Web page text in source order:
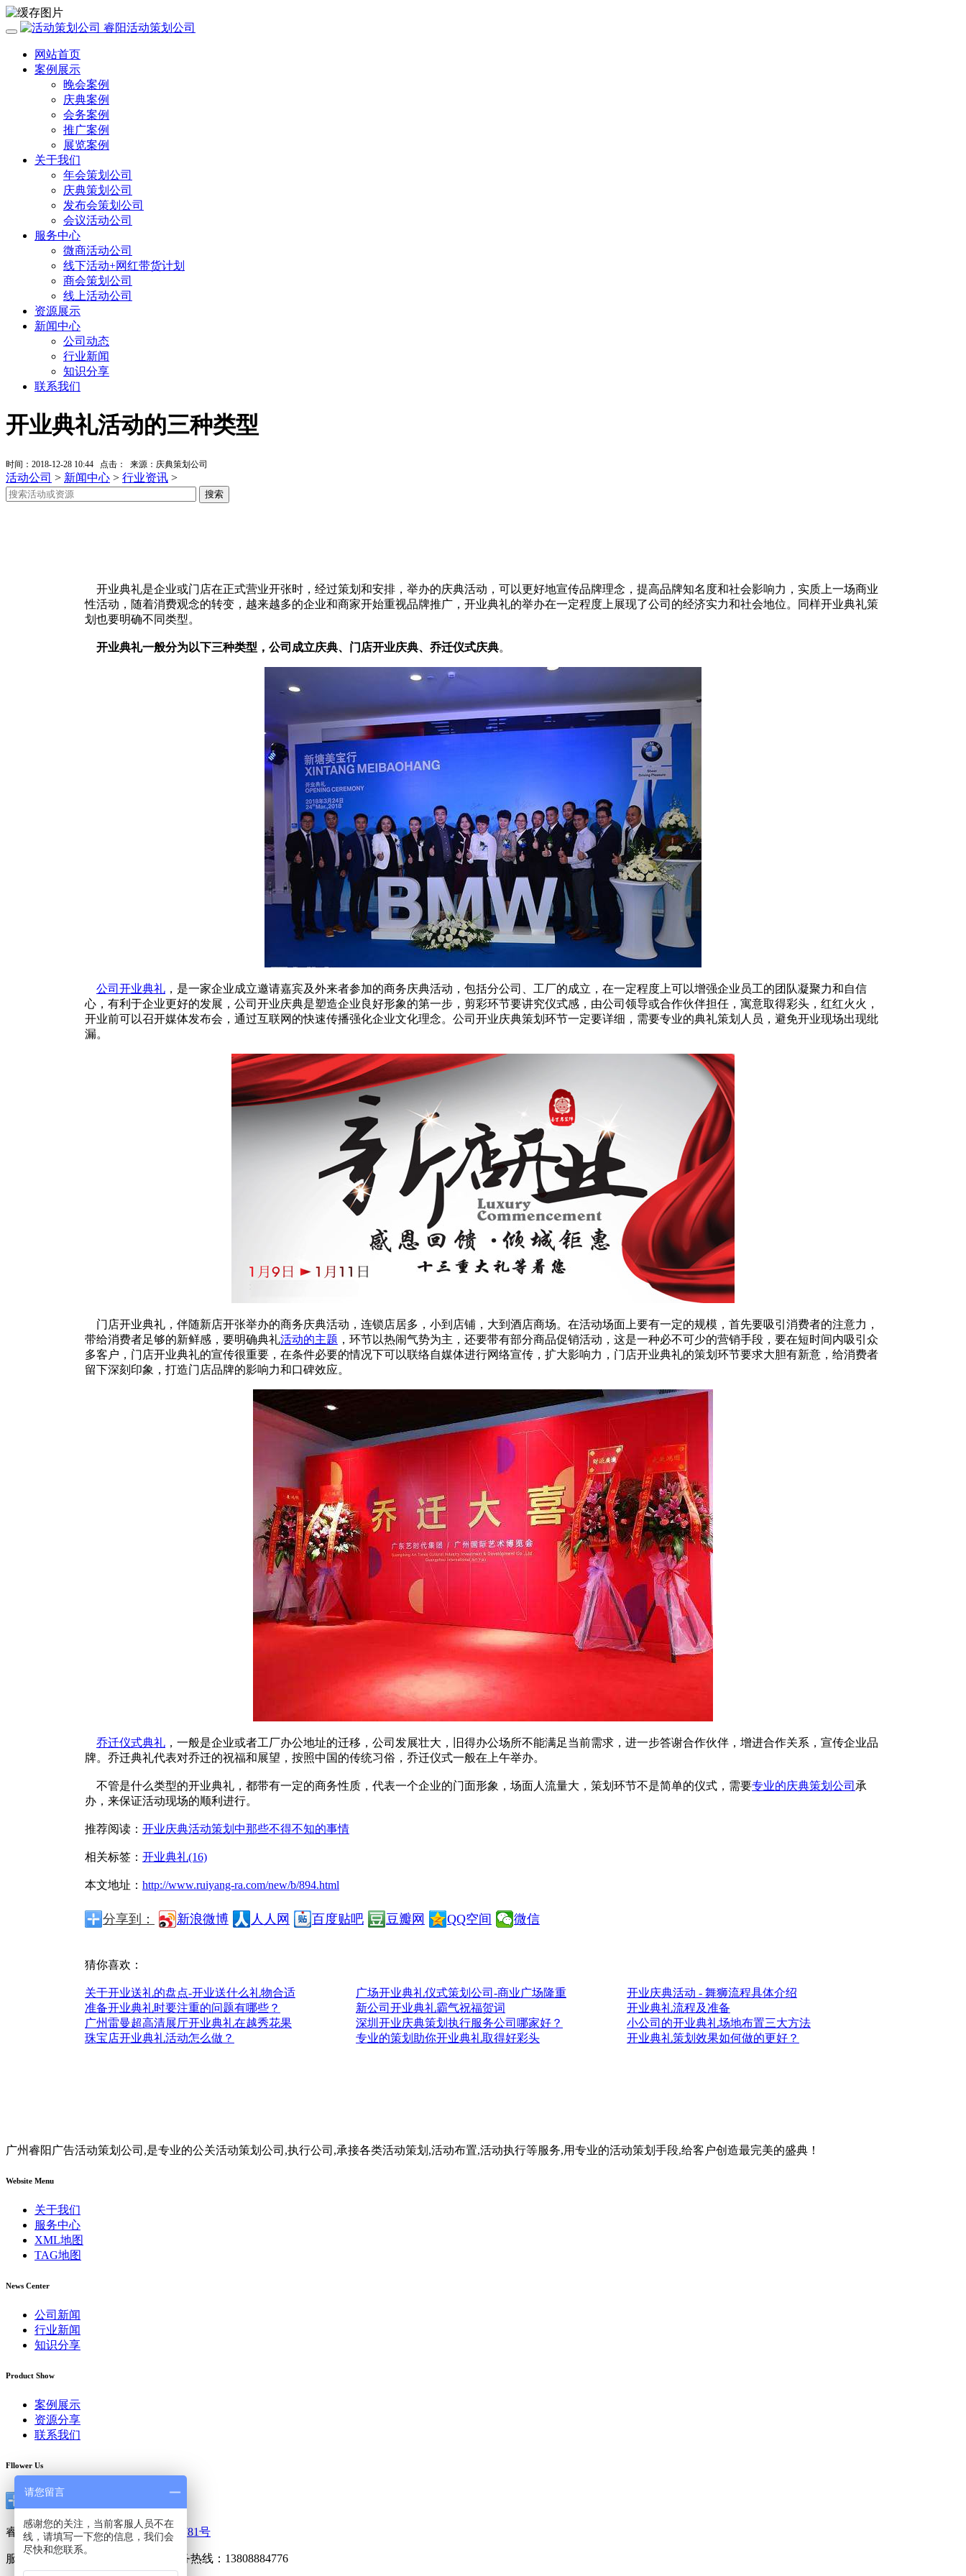
睿阳活动策划公司
网站首页
案例展示
晚会案例
庆典案例
会务案例
推广案例
展览案例
关于我们
年会策划公司
庆典策划公司
发布会策划公司
会议活动公司
服务中心
微商活动公司
线下活动+网红带货计划
商会策划公司
线上活动公司
资源展示
新闻中心
公司动态
行业新闻
知识分享
联系我们
开业典礼活动的三种类型
时间：2018-12-28 10:44 点击： 来源：庆典策划公司
活动公司 > 新闻中心 > 行业资讯 >
开业典礼是企业或门店在正式营业开张时，经过策划和安排，举办的庆典活动，可以更好地宣传品牌理念，提高品牌知名度和社会影响力，实质上一场商业
性活动，随着消费观念的转变，越来越多的企业和商家开始重视品牌推广，开业典礼的举办在一定程度上展现了公司的经济实力和社会地位。同样开业典礼策
划也要明确不同类型。
开业典礼一般分为以下三种类型，公司成立庆典、门店开业庆典、乔迁仪式庆典。
公司开业典礼 ，是一家企业成立邀请嘉宾及外来者参加的商务庆典活动，包括分公司、工厂的成立，在一定程度上可以增强企业员工的团队凝聚力和自信
心，有利于企业更好的发展，公司开业庆典是塑造企业良好形象的第一步，剪彩环节要讲究仪式感，由公司领导或合作伙伴担任，寓意取得彩头，红红火火，
开业前可以召开媒体发布会，通过互联网的快速传播强化企业文化理念。公司开业庆典策划环节一定要详细，需要专业的典礼策划人员，避免开业现场出现纰
漏。
门店开业典礼，伴随新店开张举办的商务庆典活动，连锁店居多，小到店铺，大到酒店商场。在活动场面上要有一定的规模，首先要吸引消费者的注意力，
带给消费者足够的新鲜感，要明确典礼活动的主题 ，环节以热闹气势为主，还要带有部分商品促销活动，这是一种必不可少的营销手段，要在短时间内吸引众
多客户，门店开业典礼的宣传很重要，在条件必要的情况下可以联络自媒体进行网络宣传，扩大影响力，门店开业典礼的策划环节要求大胆有新意，给消费者
留下深刻印象，打造门店品牌的影响力和口碑效应。
乔迁仪式典礼 ，一般是企业或者工厂办公地址的迁移，公司发展壮大，旧得办公场所不能满足当前需求，进一步答谢合作伙伴，增进合作关系，宣传企业品
牌。乔迁典礼代表对乔迁的祝福和展望，按照中国的传统习俗，乔迁仪式一般在上午举办。
不管是什么类型的开业典礼，都带有一定的商务性质，代表一个企业的门面形象，场面人流量大，策划环节不是简单的仪式，需要专业的庆典策划公司 承
办，来保证活动现场的顺利进行。
推荐阅读： 开业庆典活动策划中那些不得不知的事情
相关标签： 开业典礼(16)
本文地址： http://www.ruiyang-ra.com/new/b/894.html
分享到： 新浪微博 人人网 百度贴吧 豆瓣网 QQ空间 微信
猜你喜欢：
关于开业送礼的盘点-开业送什么礼物合适 广场开业典礼仪式策划公司-商业广场隆重
开业庆典活动 - 舞狮流程具体介绍
准备开业典礼时要注重的问题有哪些？
新公司开业典礼霸气祝福贺词
开业典礼流程及准备
广州雷曼超高清展厅开业典礼在越秀花果
深圳开业庆典策划执行服务公司哪家好？
小公司的开业典礼场地布置三大方法
珠宝店开业典礼活动怎么做？
专业的策划助你开业典礼取得好彩头 开业典礼策划效果如何做的更好？
广州睿阳广告活动策划公司,是专业的公关活动策划公司,执行公司,承接各类活动策划,活动布置,活动执行等服务,用专业的活动策划手段,给客户创造最完美的盛典！
Website Menu
关于我们
服务中心
XML地图
TAG地图
News Center
公司新闻
行业新闻
知识分享
Product Show
案例展示
资源分享
联系我们
Fllower Us
睿阳广告 版权所有，粤ICP备13053781号
服务热线：020-85563980 24小时服务热线：13808884776
请您留言
感谢您的关注，当前客服人员不在
线，请填写一下您的信息，我们会
尽快和您联系。